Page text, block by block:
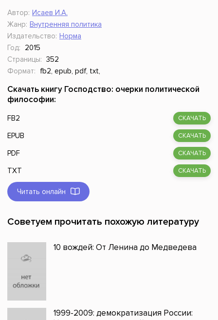
Автор: Исаев И.А.
Жанр: Внутренняя политика
Издательство: Норма
Год:
2015
Страницы: 352
Формат:
fb2, epub, pdf, txt,
Скачать книгу Господство: очерки политической
философии:
FB2 СКАЧАТЬ
EPUB СКАЧАТЬ
PDF СКАЧАТЬ
TXT СКАЧАТЬ
Читать онлайн
Советуем прочитать похожую литературу
10 вождей: От Ленина до Медведева
1999-2009: демократизация России: